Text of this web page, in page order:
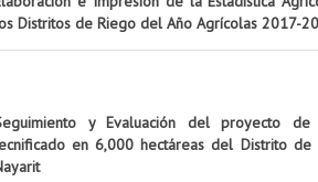
Distritos de Riego del Año Agrícolas 2017-
y Evaluación del proyecto
en 6,000 hectáreas del Distrito de